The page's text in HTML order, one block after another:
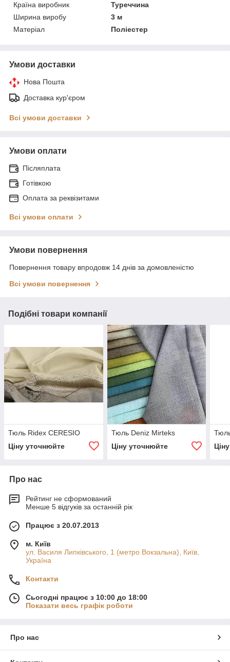
Країна виробник
Туреччина
Ширина виробу
3 м
Матеріал
Поліестер
Умови доставки
Нова Пошта
Доставка кур'єром
Всі умови доставки
Умови оплати
Післяплата
Готівкою
Оплата за реквізитами
Всі умови оплати
Умови повернення
Повернення товару впродовж 14 днів за домовленістю
Всі умови повернення
Подібні товари компанії
Тюль Ridex CERESIO
Ціну уточнюйте
Тюль Deniz Mirteks
Ціну уточнюйте
Про нас
Рейтинг не сформований
Менше 5 відгуків за останній рік
Працює з 20.07.2013
м. Київ
ул. Василя Липківського, 1 (метро Вокзальна), Київ,
Україна
Контакти
Сьогодні працює з 10:00 до 18:00
Показати весь графік роботи
Про нас